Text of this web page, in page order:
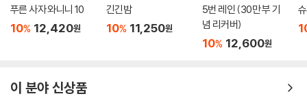
푸른 사자 와니니 10
10% 12,420원
긴긴밤
10% 11,250원
5번 레인 (30만 부 기
념 리커버)
10% 12,600원
이 분야 신상품